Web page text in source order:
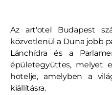
Az art'otel Budapest
közvetlenül a Duna jobb
Lánchídra és a
épületegyüttes, melyet
hotelje, amelyben a
kiállításra.